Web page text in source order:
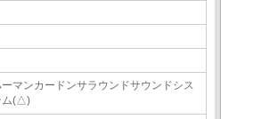
マンカードンサラウンドサウンドシス
ム(△)